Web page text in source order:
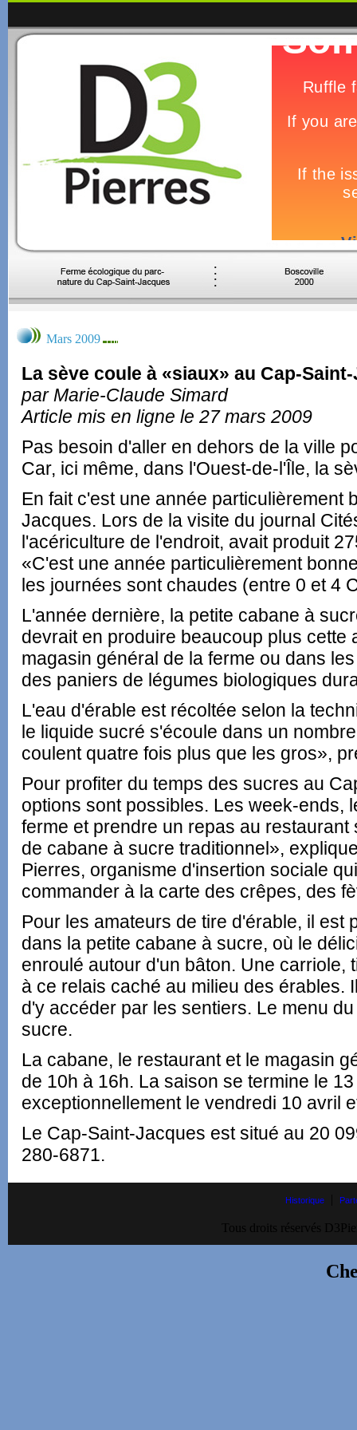
Mars 2009
La sève coule à «siaux» au Cap-
par Marie-Claude Simard
Article mis en ligne le 27 mars 2009
Pas besoin d'aller en dehors de la ville
Car, ici même, dans l'Ouest-de-l'Île, la
En fait c'est une année particulièrement
Jacques. Lors de la visite du journal
l'acériculture de l'endroit, avait produit
«C'est une année particulièrement
les journées sont chaudes (entre 0 et 4
L'année dernière, la petite cabane à
devrait en produire beaucoup plus
magasin général de la ferme ou dans
des paniers de légumes biologiques
L'eau d'érable est récoltée selon la
le liquide sucré s'écoule dans un
coulent quatre fois plus que les gros»,
Pour profiter du temps des sucres au
options sont possibles. Les week-ends,
ferme et prendre un repas au
de cabane à sucre traditionnel»,
Pierres, organisme d'insertion sociale
commander à la carte des crêpes, des
Pour les amateurs de tire d'érable, il est
dans la petite cabane à sucre, où le
enroulé autour d'un bâton. Une carriole,
à ce relais caché au milieu des érables.
d'y accéder par les sentiers. Le menu
sucre.
La cabane, le restaurant et le magasin
de 10h à 16h. La saison se termine le
exceptionnellement le vendredi 10 avril
Le Cap-Saint-Jacques est situé au 20
280-6871.
Historique|
Tous droits réservés